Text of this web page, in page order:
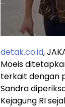
detak.co.id,
Moeis
terkait dengan
Sandra
Kejagung RI